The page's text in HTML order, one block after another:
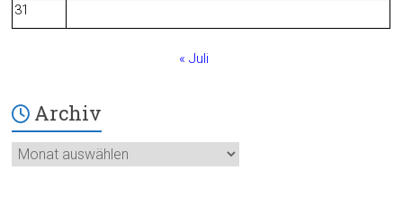
31
« Juli
Archiv
Archiv